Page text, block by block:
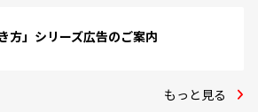
方」シリーズ広告のご案内
もっと見る